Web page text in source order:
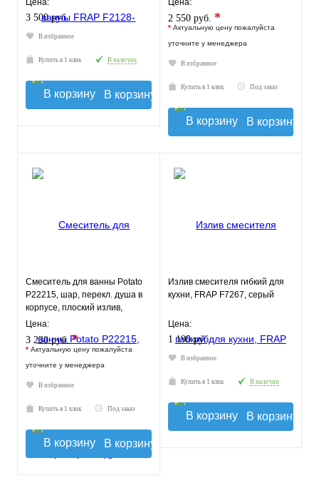
Цена:
3 500 руб.
В избранное
Купить в 1 клик В наличии
В корзину
Цена:
2 550 руб. *
* Актуальную цену пожалуйста
уточните у менеджера
В избранное
Купить в 1 клик Под заказ
В корзину
Смеситель для ванны Potato
P22215, шар, перекл. душа в
корпусе, плоский излив,
картридж 35мм
Цена:
3 230 руб.*
* Актуальную цену пожалуйста
уточните у менеджера
В избранное
Купить в 1 клик Под заказ
В корзину
Излив смесителя гибкий для
кухни, FRAP F7267, серый
Цена:
1 190 руб.
В избранное
Купить в 1 клик В наличии
В корзину